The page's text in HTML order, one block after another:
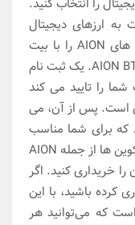
به ارزهای دیجیتال
هستند. به عنوان مثال، می توانید سکه های AION را با بیت
کوین در صرافی مختلفی بدست آورید: AION BTC. یک ثبت نام
را تایید می کند
است. پس از آن، می
که برای شما مناسب
است. از آنجایی که اغلب می توانید آلت کوین ها از جمله AION
را خریداری کنید. اگر
کرده باشید، با این
که می‌توانید هر